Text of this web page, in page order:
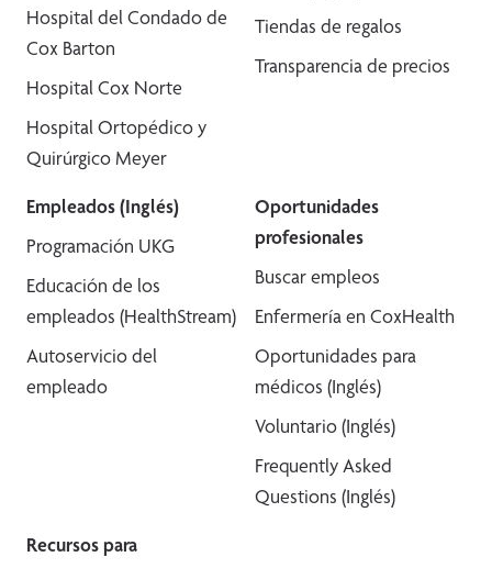
Hospital del Condado de
Cox Barton
Hospital Cox Norte
Hospital Ortopédico y
Quirúrgico Meyer
Tiendas de regalos
Transparencia de precios
Empleados (Inglés)
Programación UKG
Educación de los
empleados (HealthStream)
Autoservicio del
empleado
Oportunidades
profesionales
Buscar empleos
Enfermería en CoxHealth
Oportunidades para
médicos (Inglés)
Voluntario (Inglés)
Frequently Asked
Questions (Inglés)
Recursos para